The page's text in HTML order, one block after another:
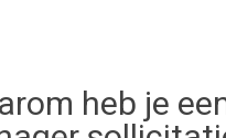
heb je